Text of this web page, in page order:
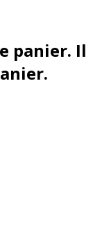
panier. Il